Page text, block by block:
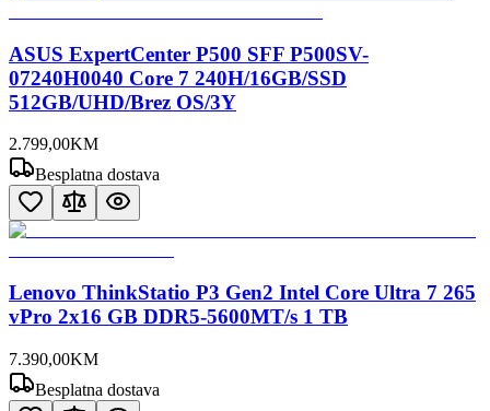
ASUS ExpertCenter P500 SFF P500SV-
07240H0040 Core 7 240H/16GB/SSD
512GB/UHD/Brez OS/3Y
2.799,00KM
Besplatna dostava
Lenovo ThinkStatio P3 Gen2 Intel Core Ultra 7 265
vPro 2x16 GB DDR5-5600MT/s 1 TB
7.390,00KM
Besplatna dostava